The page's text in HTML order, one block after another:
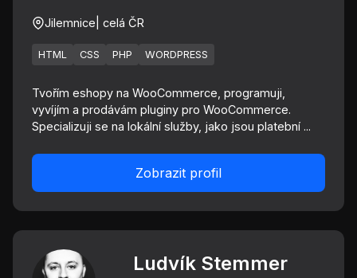
Jilemnice | celá ČR
HTML CSS PHP WORDPRESS
Tvořím eshopy na WooCommerce, programuji,
vyvíjím a prodávám pluginy pro WooCommerce.
Specializuji se na lokální služby, jako jsou platební ...
Zobrazit profil
Ludvík Stemmer